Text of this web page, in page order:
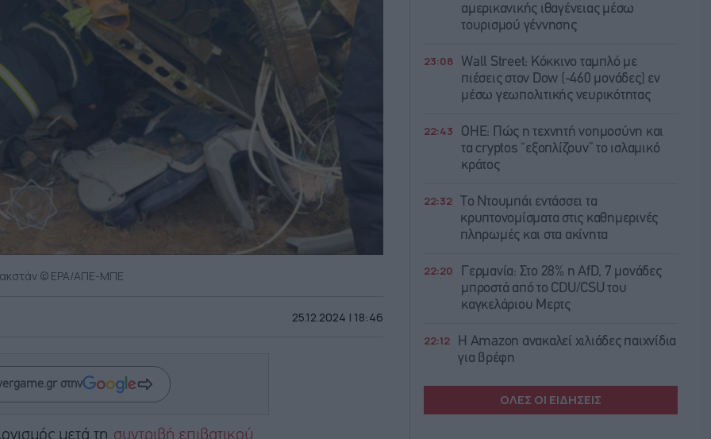
© EPA/ΑΠΕ-ΜΠΕ
25.12.2024 | 18:46
στην
μετά τη συντριβή επιβατικού
αμερικανικής ιθαγένειας μέσω
τουρισμού γέννησης
23:08
Wall Street: Κόκκινο ταμπλό με
πιέσεις στον Dow (-460 μονάδες) εν
μέσω γεωπολιτικής νευρικότητας
22:43
ΟΗΕ: Πώς η τεχνητή νοημοσύνη και
τα cryptos “εξοπλίζουν” το ισλαμικό
κράτος
22:32
Το Ντουμπάι εντάσσει τα
κρυπτονομίσματα στις καθημερινές
πληρωμές και στα ακίνητα
22:20
Γερμανία: Στο 28% η AfD, 7 μονάδες
μπροστά από το CDU/CSU του
καγκελάριου Μερτς
22:12
Η Amazon ανακαλεί χιλιάδες παιχνίδια
για βρέφη
ΟΛΕΣ ΟΙ ΕΙΔΗΣΕΙΣ